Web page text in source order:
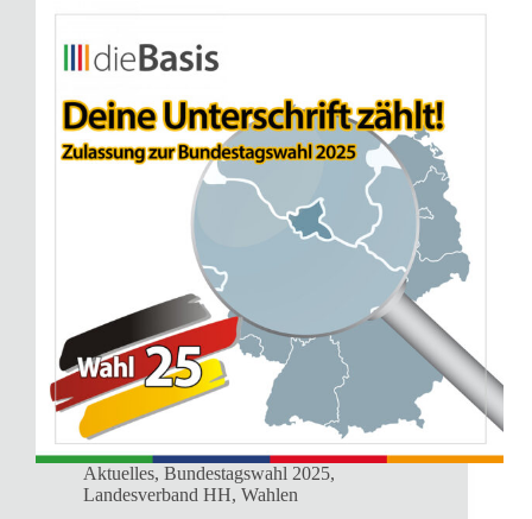
Aktuelles, Bundestagswahl 2025,
Landesverband HH, Wahlen